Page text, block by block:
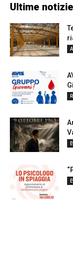
Ultime notizie